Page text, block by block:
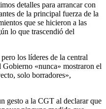
detalles para arrancar con
de la principal fuerza de la
que se hicieron a las
lo que trascendió del
los líderes de la central
Gobierno «nunca» mostraron el
solo borradores»,
gesto a la CGT al declarar que